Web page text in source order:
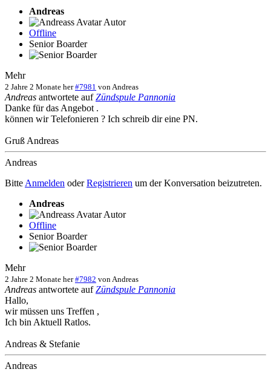
Andreas
Autor
Offline
Senior Boarder
Mehr
2 Jahre 2 Monate her #7981 vonAndreas
Andreas antwortete aufZündspule Pannonia
Danke für das Angebot .
können wir Telefonieren ? Ich schreib dir eine PN.
Gruß Andreas
Andreas
Bitte Anmelden oderRegistrieren um der Konversation beizutreten.
Andreas
Autor
Offline
Senior Boarder
Mehr
2 Jahre 2 Monate her #7982 vonAndreas
Andreas antwortete aufZündspule Pannonia
Hallo,
wir müssen uns Treffen ,
Ich bin Aktuell Ratlos.
Andreas & Stefanie
Andreas